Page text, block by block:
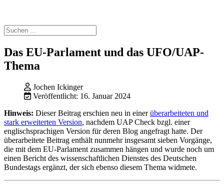
Das EU-Parlament und das UFO/UAP-
Thema
Jochen Ickinger
Veröffentlicht: 16. Januar 2024
Hinweis: Dieser Beitrag erschien neu in einerüberarbeiteten und
stark erweiterten Version, nachdem UAP Check bzgl. einer
englischsprachigen Version für deren Blog angefragt hatte. Der
überarbeitete Beitrag enthält nunmehr insgesamt sieben Vorgänge,
die mit dem EU-Parlament zusammen hängen und wurde noch um
einen Bericht des wissenschaftlichen Dienstes des Deutschen
Bundestags ergänzt, der sich ebenso diesem Thema widmete.